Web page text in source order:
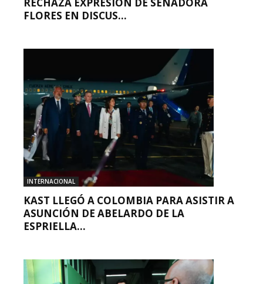
FLORES EN DISCUS...
INTERNACIONAL
KAST LLEGÓ A COLOMBIA PARA ASISTIR A
ASUNCIÓN DE ABELARDO DE LA
ESPRIELLA...